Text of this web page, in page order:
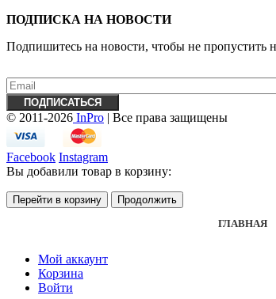
ПОДПИСКА НА НОВОСТИ
Подпишитесь на новости, чтобы не
© 2011-2026 InPro | Все права защищены
Facebook Instagram
Вы добавили товар в корзину:
Перейти в корзину
Продолжить
ГЛАВНАЯ
Мой аккаунт
Корзина
Войти